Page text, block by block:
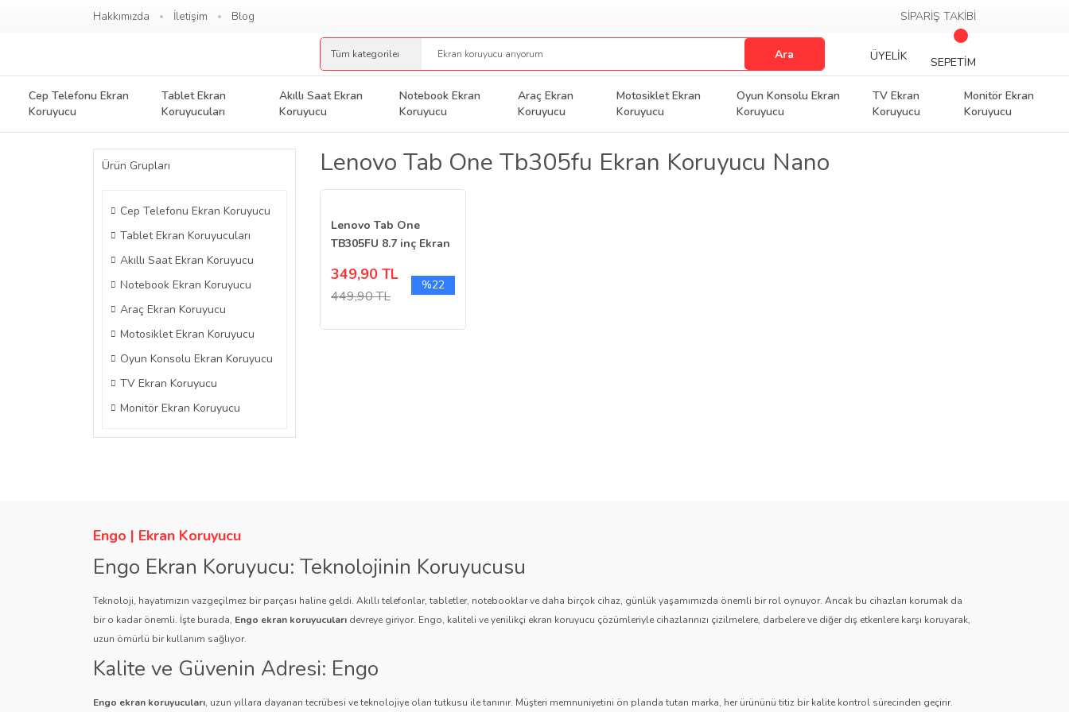
Hakkımızda İletişim Blog SİPARİŞ TAKİBİ
Ara ÜYELİK SEPETİM
Cep Telefonu Ekran
Koruyucu
Tablet Ekran
Koruyucuları
Akıllı Saat Ekran
Koruyucu
Notebook Ekran
Koruyucu
Araç Ekran
Koruyucu
Motosiklet Ekran
Koruyucu
Oyun Konsolu Ekran
Koruyucu
TV Ekran
Koruyucu
Monitör Ekran
Koruyucu
Ürün Grupları
Cep Telefonu Ekran Koruyucu
Tablet Ekran Koruyucuları
Akıllı Saat Ekran Koruyucu
Notebook Ekran Koruyucu
Araç Ekran Koruyucu
Motosiklet Ekran Koruyucu
Oyun Konsolu Ekran Koruyucu
TV Ekran Koruyucu
Monitör Ekran Koruyucu
Lenovo Tab One Tb305fu Ekran Koruyucu Nano
Lenovo Tab One
TB305FU 8.7 inç Ekran
Parlak
349,90 TL
449,90 TL
%22
Engo | Ekran Koruyucu
Engo Ekran Koruyucu: Teknolojinin Koruyucusu
Teknoloji, hayatımızın vazgeçilmez bir parçası haline geldi. Akıllı telefonlar, tabletler, notebooklar ve daha birçok cihaz, günlük yaşamımızda önemli bir rol oynuyor. Ancak bu cihazları korumak da
bir o kadar önemli. İşte burada, Engo ekran koruyucuları devreye giriyor. Engo, kaliteli ve yenilikçi ekran koruyucu çözümleriyle cihazlarınızı çizilmelere, darbelere ve diğer dış etkenlere karşı koruyarak,
uzun ömürlü bir kullanım sağlıyor.
Kalite ve Güvenin Adresi: Engo
Engo ekran koruyucuları, uzun yıllara dayanan tecrübesi ve teknolojiye olan tutkusu ile tanınır. Müşteri memnuniyetini ön planda tutan marka, her ürününü titiz bir kalite kontrol sürecinden geçirir.